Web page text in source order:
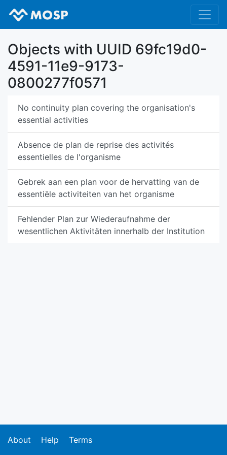
Objects with UUID 69fc19d0-
4591-11e9-9173-
0800277f0571
No continuity plan covering the organisation's
essential activities
Absence de plan de reprise des activités
essentielles de l'organisme
Gebrek aan een plan voor de hervatting van de
essentiële activiteiten van het organisme
Fehlender Plan zur Wiederaufnahme der
wesentlichen Aktivitäten innerhalb der Institution
About Help Terms